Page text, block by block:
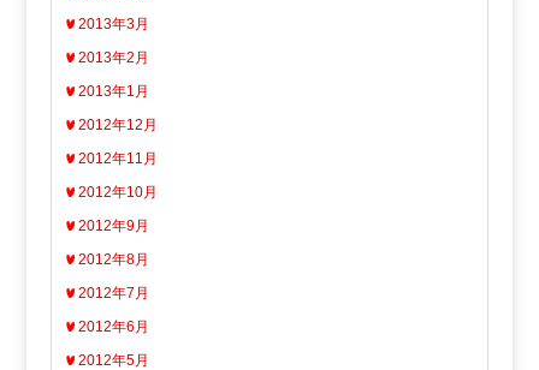
2013年3月
2013年2月
2013年1月
2012年12月
2012年11月
2012年10月
2012年9月
2012年8月
2012年7月
2012年6月
2012年5月